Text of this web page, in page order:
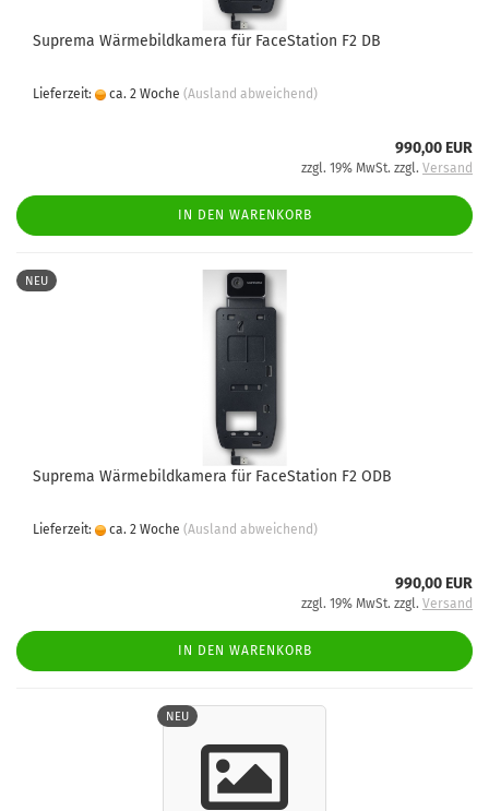
Suprema Wärmebildkamera für FaceStation F2 DB
Lieferzeit: ca. 2 Woche (Ausland abweichend)
990,00 EUR
zzgl. 19% MwSt. zzgl. Versand
IN DEN WARENKORB
NEU
Suprema Wärmebildkamera für FaceStation F2 ODB
Lieferzeit: ca. 2 Woche (Ausland abweichend)
990,00 EUR
zzgl. 19% MwSt. zzgl. Versand
IN DEN WARENKORB
NEU